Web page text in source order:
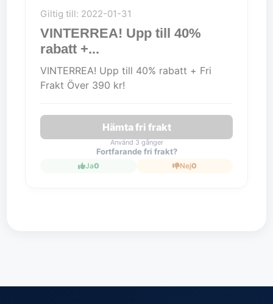
Giltig till: 2022-01-31
VINTERREA! Upp till 40%
rabatt +...
VINTERREA! Upp till 40% rabatt + Fri
Frakt Över 390 kr!
Hämta fri frakt
Använd 3 gånger
Fortfarande fri frakt?
Ja0 Nej0